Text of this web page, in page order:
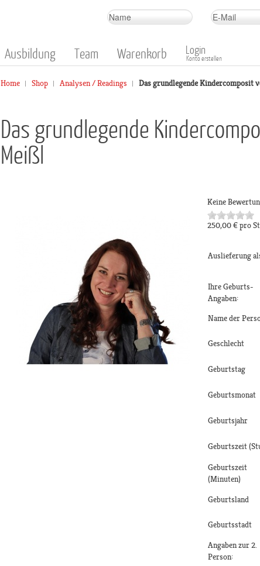
Ausbildung Team Warenkorb Login
Konto erstellen
Home Shop Analysen / Readings Das grundlegende Kindercomposit
Das grundlegende
Meißl
Keine
250,00 € pro
Auslieferung
Ihre Geburts-
Angaben:
Name der
Geschlecht
Geburtstag
Geburtsmonat
Geburtsjahr
Geburtszeit
Geburtszeit
(Minuten)
Geburtsland
Geburtsstadt
Angaben zur 2.
Person: